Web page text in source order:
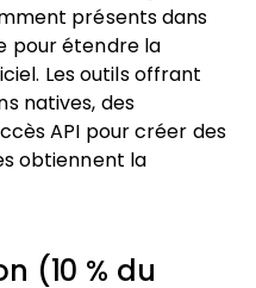
présents dans
pour étendre la
Les outils offrant
natives, des
API pour créer des
obtiennent la
(10 % du